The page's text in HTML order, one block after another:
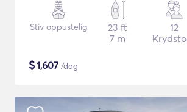
Stiv oppustelig
23 ft
7 m
12
$1,607 /dag